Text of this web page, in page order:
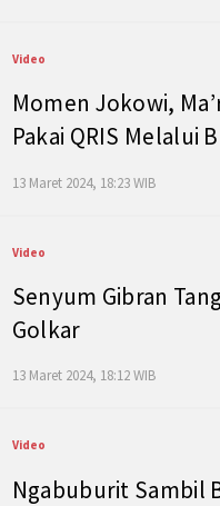
Video
Momen Jokowi,
Pakai QRIS Melalui
13 Maret 2024, 18:23 WIB
Video
Senyum Gibran
Golkar
13 Maret 2024, 18:12 WIB
Video
Ngabuburit Sambil